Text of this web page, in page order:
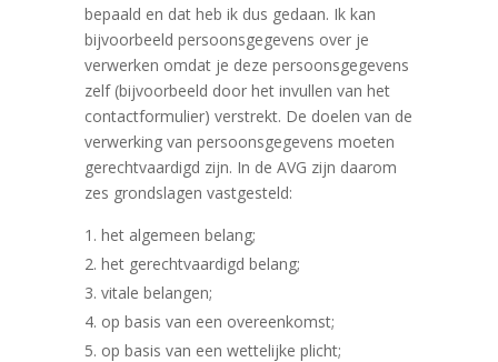
bepaald en dat heb ik dus gedaan. Ik kan
bijvoorbeeld persoonsgegevens over je
verwerken omdat je deze persoonsgegevens
zelf (bijvoorbeeld door het invullen van het
contactformulier) verstrekt. De doelen van de
verwerking van persoonsgegevens moeten
gerechtvaardigd zijn. In de AVG zijn daarom
zes grondslagen vastgesteld:
het algemeen belang;
het gerechtvaardigd belang;
vitale belangen;
op basis van een overeenkomst;
op basis van een wettelijke plicht;